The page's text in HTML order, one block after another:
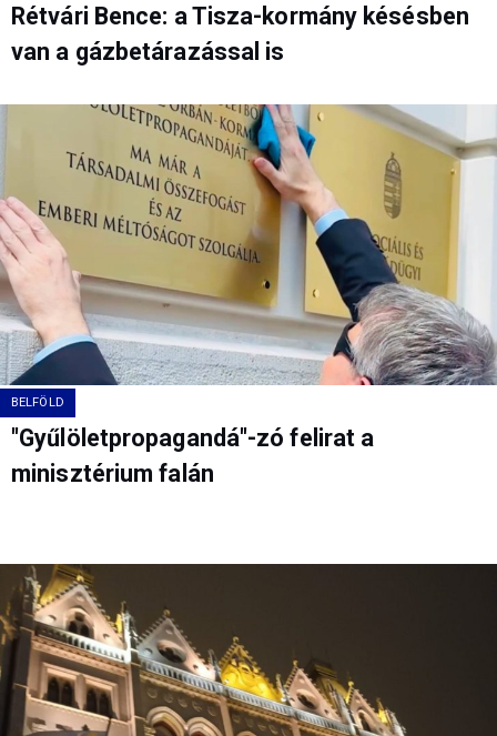
Rétvári Bence: a Tisza-kormány késésben
van a gázbetárazással is
BELFÖLD
"Gyűlöletpropagandá"-zó felirat a
minisztérium falán